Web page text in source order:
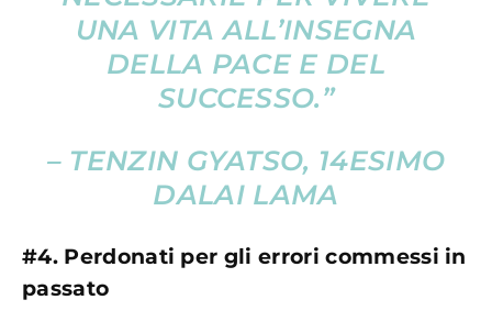
UNA VITA ALL’INSEGNA
DELLA PACE E DEL
SUCCESSO.”
– TENZIN GYATSO, 14ESIMO
DALAI LAMA
#4. Perdonati per gli errori commessi in
passato